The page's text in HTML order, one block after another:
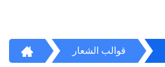
قوالب الشعار